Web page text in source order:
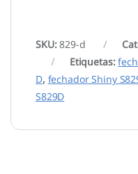
SKU:829-d
Etiquetas:
D, fechador Shiny
S829D